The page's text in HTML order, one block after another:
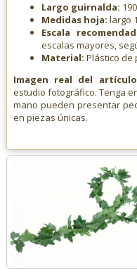
Largo guirnalda:
Medidas hoja: largo
Escala
escalas mayores,
Material: Plástico de
Imagen real del
estudio fotográfico. Tenga
mano pueden presentar
en piezas únicas.